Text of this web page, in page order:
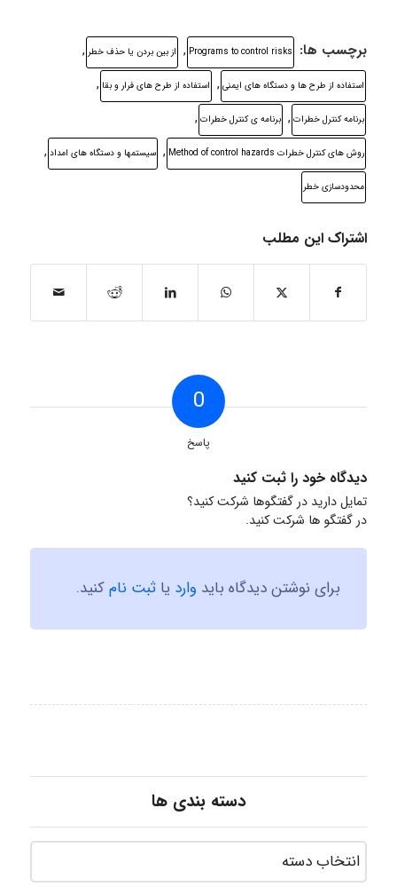
برچسب ها: Programs to control risks
, از بین بردن یا حذف خطر ,
استفاده از طرح ها و دستگاه های ایمنی , استفاده از طرح های فرار و بقا ,
برنامه کنترل خطرات , برنامه ی کنترل خطرات ,
روش های کنترل خطرات Method of control hazards , سیستمها و دستگاه های امداد ,
محدودسازی خطر
اشتراک این مطلب
0
پاسخ
دیدگاه خود را ثبت کنید
تمایل دارید در گفتگوها شرکت کنید؟
در گفتگو ها شرکت کنید.
برای نوشتن دیدگاه باید وارد یا ثبت نامکنید.
دسته بندی ها